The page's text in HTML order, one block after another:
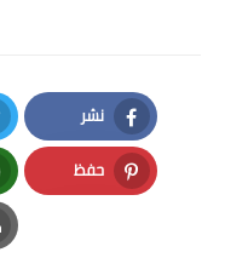
نشر
Facebook
حفظ
Pinterest